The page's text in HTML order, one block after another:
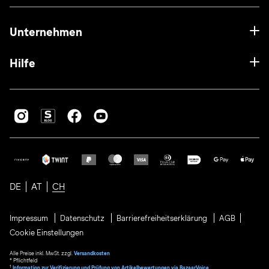
Unternehmen
Hilfe
DE AT CH
Impressum Datenschutz Barrierefreiheitserklärung
AGB
Cookie Einstellungen
Alle Preise inkl. MwSt. zzgl. Versandkosten
* Pflichtfeld
1 Information zur Verifizierung und Prüfung von Artikelbewertungen via BazaarVoice